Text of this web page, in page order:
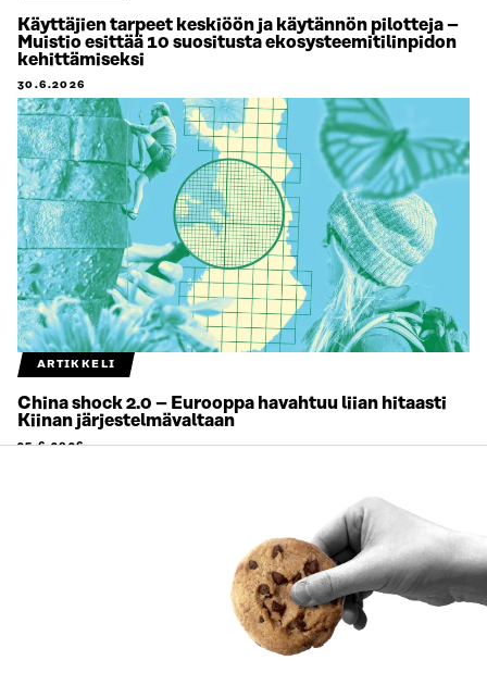
Käyttäjien tarpeet keskiöön ja käytännön pilotteja –
Muistio esittää 10 suositusta ekosysteemitilinpidon
kehittämiseksi
30.6.2026
ARTIKKELI
China shock 2.0 – Eurooppa havahtuu liian hitaasti
Kiinan järjestelmävaltaan
25.6.2026